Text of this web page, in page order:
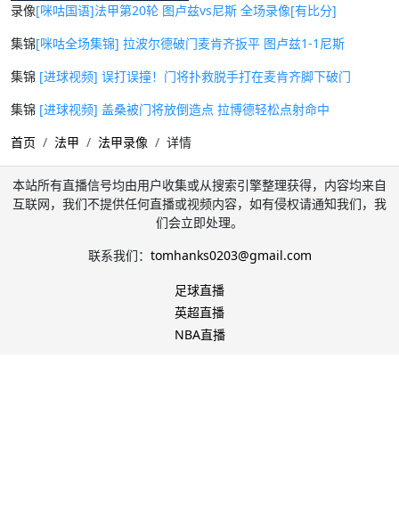
录像[咪咕国语]法甲第20轮 图卢兹vs尼斯 全场录像[有比分]
集锦[咪咕全场集锦] 拉波尔德破门麦肯齐扳平 图卢兹1-1尼斯
集锦 [进球视频] 误打误撞！门将扑救脱手打在麦肯齐脚下破门
集锦 [进球视频] 盖桑被门将放倒造点 拉博德轻松点射命中
首页
法甲 法甲录像 详情
本站所有直播信号均由用户收集或从搜索引擎整理获得，内容均来自
互联网，我们不提供任何直播或视频内容，如有侵权请通知我们，我
们会立即处理。
联系我们： tomhanks0203@gmail.com
足球直播
英超直播
NBA直播